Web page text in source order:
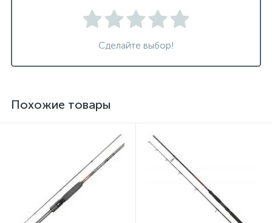
Сделайте выбор!
Похожие товары